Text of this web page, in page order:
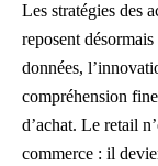
Les stratégies des
reposent
données,
compréhension
d’achat. Le retail
commerce : il